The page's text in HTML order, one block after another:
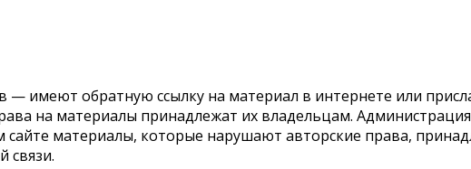
имеют обратную ссылку на материал в интернете или
на материалы принадлежат их владельцам. Администрация
сайте материалы, которые нарушают авторские права,
связи.